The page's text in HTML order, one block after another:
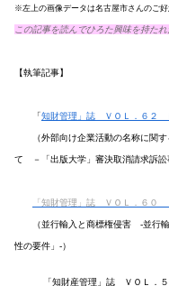
※左上の画像データは名古屋市さんのご好
この記事を読んでひろた興味を持たれ
【執筆記事】
「知財管理」誌 ＶＯＬ．６２
（外部向け企業活動の名称に関す
て －「出版大学」審決取消請求訴訟
「知財管理」誌 ＶＯＬ．６０
（並行輸入と商標権侵害 -並行輸
性の要件」-）
「知財産管理」誌 ＶＯＬ．